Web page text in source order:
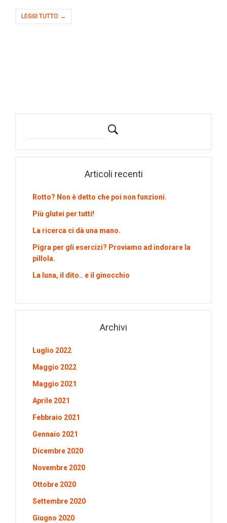
LEGGI TUTTO →
Articoli recenti
Rotto? Non è detto che poi non funzioni.
Più glutei per tutti!
La ricerca ci dà una mano.
Pigra per gli esercizi? Proviamo ad indorare la
pillola.
La luna, il dito.. e il ginocchio
Archivi
Luglio 2022
Maggio 2022
Maggio 2021
Aprile 2021
Febbraio 2021
Gennaio 2021
Dicembre 2020
Novembre 2020
Ottobre 2020
Settembre 2020
Giugno 2020